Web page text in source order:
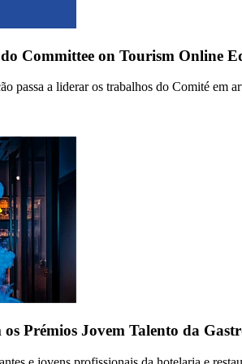
Committee on Tourism Online
passa a liderar os trabalhos do Comité
Prémios Jovem Talento da